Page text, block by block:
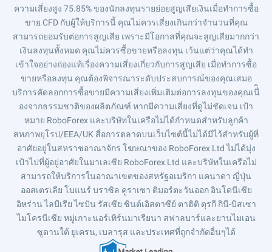
ความเสี่ยงสูง 75.85% ของนักลงทุนรายย่อยสูญเสียเงินเมื่อทำการซื้อ
ขาย CFD กับผู้ให้บริการนี้ คุณไม่ควรเสี่ยงเกินกว่าจำนวนที่คุณ
สามารถยอมรับต่อการสูญเสีย เพราะมีโอกาสที่คุณจะสูญเสียมากกว่า
เงินลงทุนทั้งหมด คุณไม่ควรซื้อขายหรือลงทุน เว้นแต่ว่าคุณได้ทำ
เข้าใจอย่างถ่องแท้เรื่องความเสี่ยงเกี่ยวกับการสูญเสีย เมื่อทำการซื้อ
ขายหรือลงทุน คุณต้องพิจารณาระดับประสบการณ์ของคุณเสมอ
บริการคัดลอกการซื้อขายมีความเสี่ยงเพิ่มเติมต่อการลงทุนของคุณเนื่ิ
องจากธรรมชาติของผลิตภัณฑ์ หากมีความเสี่ยงที่ดูไม่ชัดเจน เป้า
หมาย RoboForex และบริษัทในเครือไม่ได้กำหนดสำหรับลูกค้า
สหภาพยุโรป/EEA/UK สื่อการตลาดบนเว็บไซต์นี้ไม่ได้มีไว้สำหรับผู้ที่
อาศัยอยู่ในสหราชอาณาจักร โฆษณาของ RoboForex Ltd ไม่ได้มุ่ง
เป้าไปที่ผู้อยู่อาศัยในมาเลเซีย RoboForex Ltd และบริษัทในเครือไม่
สามารถให้บริการในอาณาเขตของสหรัฐอเมริกา แคนาดา ญี่ปุ่น
ออสเตรเลีย โบแนร์ บราซิล คูราเซา ติมอร์ตะวันออก อินโดนีเซีย
อิหร่าน ไลบีเรีย ไซปัน รัสเซีย ซินต์เอิสตาซีย์ ตาฮิติ ตุรกี กินี-บิสเซา
ไมโครนีเซีย หมู่เกาะนอร์เทิร์นมาเรียนา สฟาลบาร์และยานไมเอน
ซูดานใต้ ยูเครน, เบลารุส และประเทศที่ถูกจำกัดอื่นๆได้